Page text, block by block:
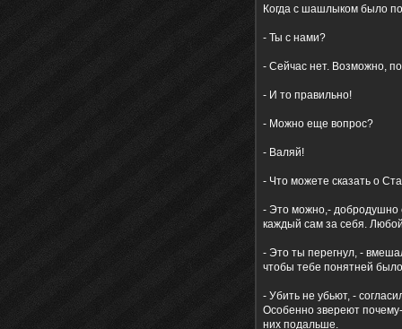
Когда с шашлыком было
- Ты с нами?
- Сейчас нет. Возможно,
- И то правильно!
- Можно еще вопрос?
- Валяй!
- Что можете сказать о
- Это можно,- добродушно
каждый сам за себя.
- Это ты перегнул, -
чтобы тебе понятней
- Убить не убьют, -
Особенно звереют
них подальше.